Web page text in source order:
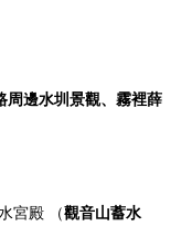
周邊水圳景觀、霧裡薛
宮殿 （觀音山蓄水